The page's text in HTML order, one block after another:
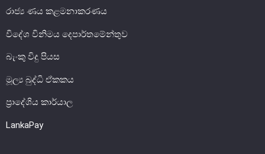
මූල්‍ය පද්ධති ස්ථායිතා කමිටුව
මූල්‍ය ස්ථායිතා විවරණය
රාජ්‍ය ණය කළමනාකරණය
විදේශ විනිමය දෙපාර්තමේන්තුව
බැංකු විදු පියස
මූල්‍ය බුද්ධි ඒකකය
ප්‍රාදේශිය කාර්යාල
LankaPay